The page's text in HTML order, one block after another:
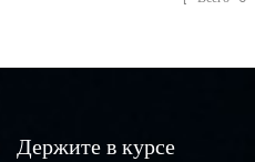
Держите в курсе